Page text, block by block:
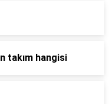
takım hangisi